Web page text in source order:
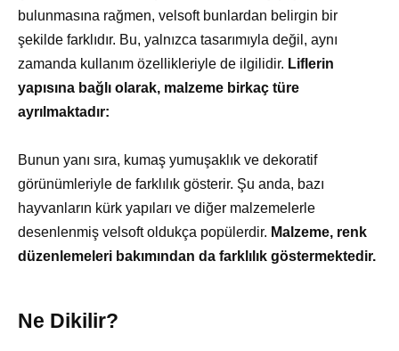
bulunmasına rağmen, velsoft bunlardan belirgin bir
şekilde farklıdır. Bu, yalnızca tasarımıyla değil, aynı
zamanda kullanım özellikleriyle de ilgilidir. Liflerin
yapısına bağlı olarak, malzeme birkaç türe
ayrılmaktadır:
Bunun yanı sıra, kumaş yumuşaklık ve dekoratif
görünümleriyle de farklılık gösterir. Şu anda, bazı
hayvanların kürk yapıları ve diğer malzemelerle
desenlenmiş velsoft oldukça popülerdir. Malzeme, renk
düzenlemeleri bakımından da farklılık göstermektedir.
Ne Dikilir?